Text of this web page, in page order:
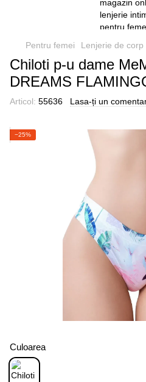
Pentru femei Lenjerie de corp
Chiloti p-u dame
DREAMS
Articol: 55636 Lasa-ți un
−25%
Culoarea